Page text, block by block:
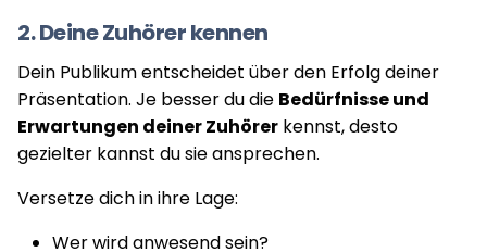
2. Deine Zuhörer kennen
Dein Publikum entscheidet über den Erfolg deiner
Präsentation. Je besser du die Bedürfnisse und
Erwartungen deiner Zuhörer kennst, desto
gezielter kannst du sie ansprechen.
Versetze dich in ihre Lage:
Wer wird anwesend sein?